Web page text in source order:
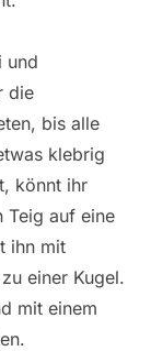
und
die
bis alle
klebrig
könnt ihr
Teig auf eine
ihn mit
einer Kugel.
mit einem